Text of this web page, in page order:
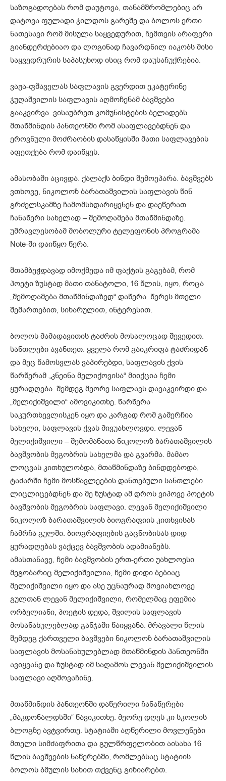
საზოგადოებას რომ დაუტოვა, თანამშრომლებიც არ
დატოვა ფულადი ჯილდოს გარეშე და ბოლოს ერთი
ნათესავი რომ მისულა საყვედურით, ჩემთვის არაფერი
გიანდერძებიაო და ლოგინად ჩავარდნილ იაკობს მისი
საყვედრურის საპასუხოდ ისიც რომ დაუსაჩუქრებია.
ვაჟა-ფშაველას საფლავის გვერდით ეკატერინე
ჯუღაშვილის საფლავის აღმოჩენამ ბავშვები
გააკვირვა. ვისაუბრეთ კომუნისტების ბელადებს
მთაწმინდის პანთეონში რომ ასაფლავებდნენ და
ეროვნული მოძრაობის დასაწყისში მათი საფლავების
აფეთქება რომ დაიწყეს.
ამასობაში აცივდა. ქალაქს ბინდი შემოეპარა. ბავშვებს
ვთხოვე, ნიკოლოზ ბარათაშვილის საფლავის წინ
გრძელსკამზე ჩამომსხდარიყვნენ და დაეწერათ
ჩანაწერი სახელად – შემოღამება მთაწმინდაზე.
უმრავლესობამ მობოლური ტელეფონის პროგრამა
Note-ში დაიწყო წერა.
შთამბეჭდავად იმოქმედა იმ ფაქტის გაგებამ, რომ
პოეტი ზუსტად მათი თანატოლი, 16 წლის, იყო, როცა
„შემოღამება მთაწმინდაზედ“ დაწერა. წერეს მთელი
შემართებით, სიხარულით, ინტერესით.
ბოლოს მამადავითის ტაძრის მოსალოცად შევედით.
სანთლები ავანთეთ. ყველა რომ გაიკრიფა ტაძრიდან
და მეც წამოსვლას ვაპირებდი, საფლავის ქვის
წარწერამ „კნეინა მელიქოვისა“ მიიქცია ჩემი
ყურადღება. შემდეგ მეორე საფლავს დავაკვირდი და
„მელიქიშვილი“ ამოვიკითხე. წარწერა
საკურთხევლისკენ იყო და კარგად რომ გამერჩია
სახელი, საფლავის ქვას მივუახლოვდი. ლევან
მელიქიშვილი – შემომანათა ნიკოლოზ ბარათაშვილის
ბავშვობის მეგობრის სახელმა და გვარმა. მამაო
ლოცვას კითხულობდა, მთაწმინდაზე ბინდდებოდა,
ტაძარში ჩემი მოსწავლეების დანთებული სანთლები
ლიცლიცებდნენ და მე ზუსტად ამ დროს ვიპოვე პოეტის
ბავშვობის მეგობრის საფლავი. ლევან მელიქიშვილი
ნიკოლოზ ბარათაშვილის ბიოგრაფიის კითხვისას
ჩამრჩა გულში. ბიოგრაფიების გაცნობისას დიდ
ყურადღებას ვაქცევ ბავშვობის ადამიანებს.
ამასთანავე, ჩემი ბავშვობის ერთ-ერთი უახლოესი
მეგობარიც მელიქიშვილია, ჩემი დიდი ბებიაც
მელიქიშვილი იყო და ასე უცნაურად მოვიახლოვე
გულთან ლევან მელიქიშვილი, რომელმაც ეფემია
ორბელიანი, პოეტის დედა, შვილის საფლავის
მოსანახულებლად განჯაში წაიყვანა. მრავალი წლის
შემდეგ ქართველი ბავშვები ნიკოლოზ ბარათაშვილის
საფლავის მოსანახულებლად მთაწმინდის პანთეონში
ავიყვანე და ზუსტად იმ საღამოს ლევან მელიქიშვილის
საფლავი აღმოვაჩინე.
მთაწმინდის პანთეონში დაწერილი ჩანაწერები
„მაკდონალდსში“ წავიკითხე. მეორე დღეს კი სკოლის
ბლოგზე ავტვირთე. სტატიაში აღწერილი მოვლენები
მთელი სიმძაფრითა და გულწრფელობით აისახა 16
წლის ბავშვების ნაწერებში, რომლებსაც სტატიის
ბოლოს ბმულის სახით თქვენც გიზიარებთ.